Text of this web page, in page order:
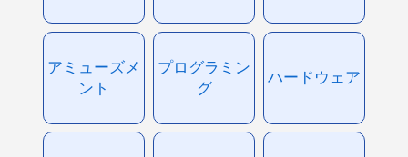
アミューズメ
ント
プログラミン
グ
ハードウェア